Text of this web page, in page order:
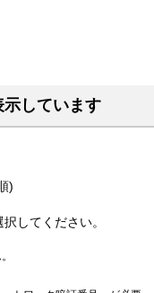
しています
)
してください。